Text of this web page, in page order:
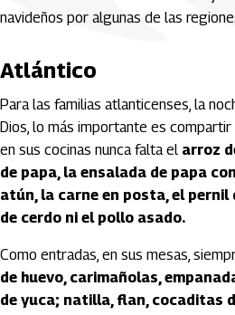
navideños por algunas de las
Atlántico
Para las familias atlanticenses, la
Dios, lo más importante es compartir
en sus cocinas nunca falta el arroz
de papa, la ensalada de papa
atún, la carne en posta, el pernil
de cerdo ni el pollo asado.
Como entradas, en sus mesas,
de huevo, carimañolas,
de yuca; natilla, flan, cocaditas